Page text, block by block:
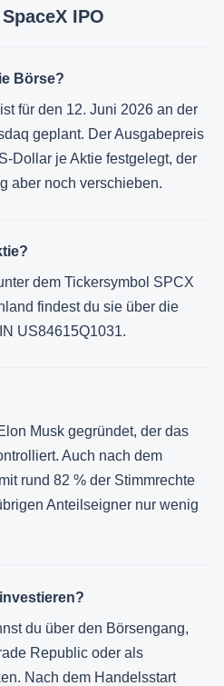
IPO
Börse?
für den 12. Juni 2026 an der
geplant. Der Ausgabepreis
Dollar je Aktie festgelegt, der
aber noch verschieben.
dem Tickersymbol SPCX
findest du sie über die
US84615Q1031.
Musk gegründet, der das
Auch nach dem
rund 82 % der Stimmrechte
Anteilseigner nur wenig
du über den Börsengang,
Republic oder als
Nach dem Handelsstart